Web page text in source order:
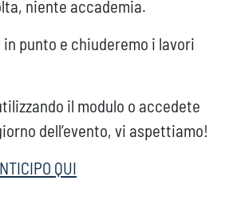
niente accademia.
in punto e chiuderemo i lavori
il modulo o accedete
dell’evento, vi aspettiamo!
QUI